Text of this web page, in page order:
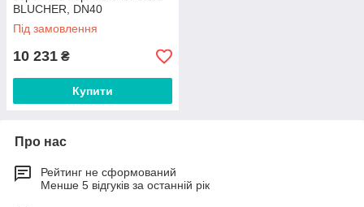
BLUCHER, DN40
арт.402.204.040
Під замовлення
10 231 ₴
Купити
Про нас
Рейтинг не сформований
Менше 5 відгуків за останній рік